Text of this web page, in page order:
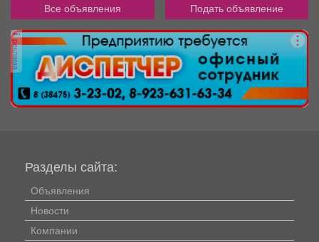
Все объявления Подать объявление
реклама
Разделы сайта:
Объявления
Новости
Компании